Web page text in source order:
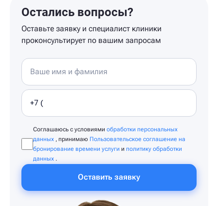
Остались вопросы?
Оставьте заявку и специалист клиники
проконсультирует по вашим запросам
Соглашаюсь с условиями обработки персональных
данных , принимаю Пользовательское соглашение на
бронирование времени услуги и политику обработки
данных .
Оставить заявку